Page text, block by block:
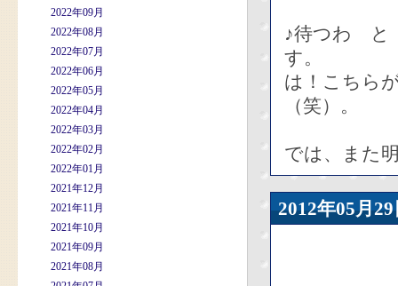
2022年09月
2022年08月
2022年07月
2022年06月
2022年05月
2022年04月
2022年03月
2022年02月
2022年01月
2021年12月
2021年11月
2021年10月
2021年09月
2021年08月
♪待つわ と
す。
は！こちら
（笑）。
では、また
2012年05